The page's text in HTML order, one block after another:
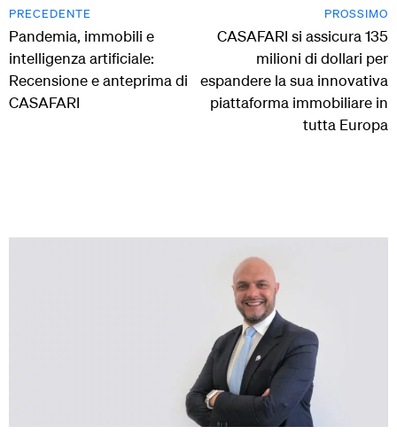
PRECEDENTE
Pandemia, immobili e
intelligenza artificiale:
Recensione e anteprima di
CASAFARI
PROSSIMO
CASAFARI si assicura 135
milioni di dollari per
espandere la sua innovativa
piattaforma immobiliare in
tutta Europa